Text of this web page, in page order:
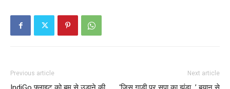
Previous article Next article